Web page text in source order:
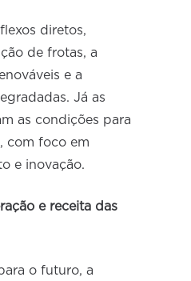
diretos,
de frotas, a
e a
Já as
as condições para
com foco em
e inovação.
e receita das
o futuro, a